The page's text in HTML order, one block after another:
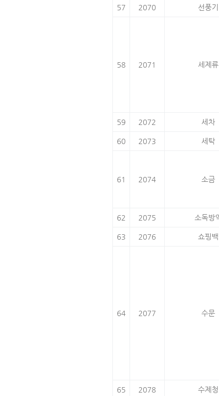
57 2070 선풍기
58 2071 세제류
59 2072 세차
60 2073 세탁
61 2074 소금
62 2075 소독방
63 2076 쇼핑백
64 2077 수문
65 2078 수제청